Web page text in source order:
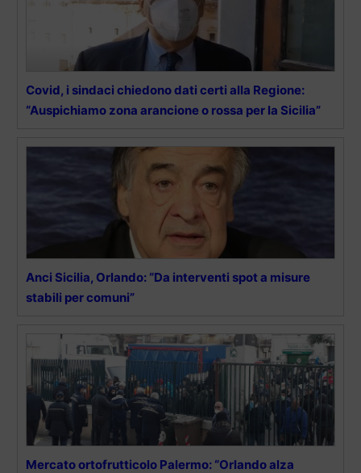
Covid, i sindaci chiedono dati certi alla Regione:
“Auspichiamo zona arancione o rossa per la Sicilia”
Anci Sicilia, Orlando: “Da interventi spot a misure
stabili per comuni”
Mercato ortofrutticolo Palermo: “Orlando alza